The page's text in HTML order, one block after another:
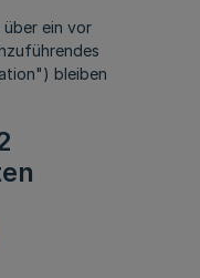
über ein vor
bleiben